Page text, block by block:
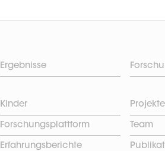
Ergebnisse
Kinder
Forschungsplattform
Erfahrungsberichte
Projekte
Team